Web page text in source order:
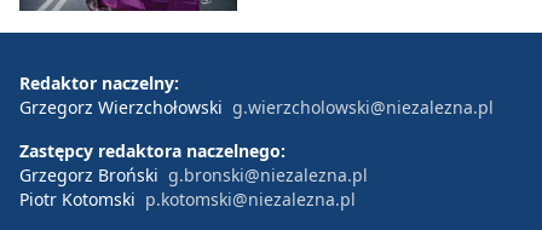
Redaktor naczelny:
Grzegorz Wierzchołowski g.wierzcholowski@niezalezna.pl
Zastępcy redaktora naczelnego:
Grzegorz Broński g.bronski@niezalezna.pl
Piotr Kotomski p.kotomski@niezalezna.pl